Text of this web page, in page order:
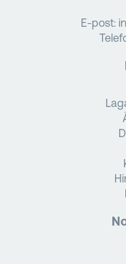
E-post: